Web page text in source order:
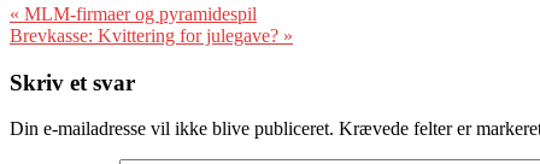
Indlægsnavigation
« MLM-firmaer og pyramidespil
Brevkasse: Kvittering for julegave? »
Skriv et svar
Din e-mailadresse vil ikke blive publiceret. Krævede felter er